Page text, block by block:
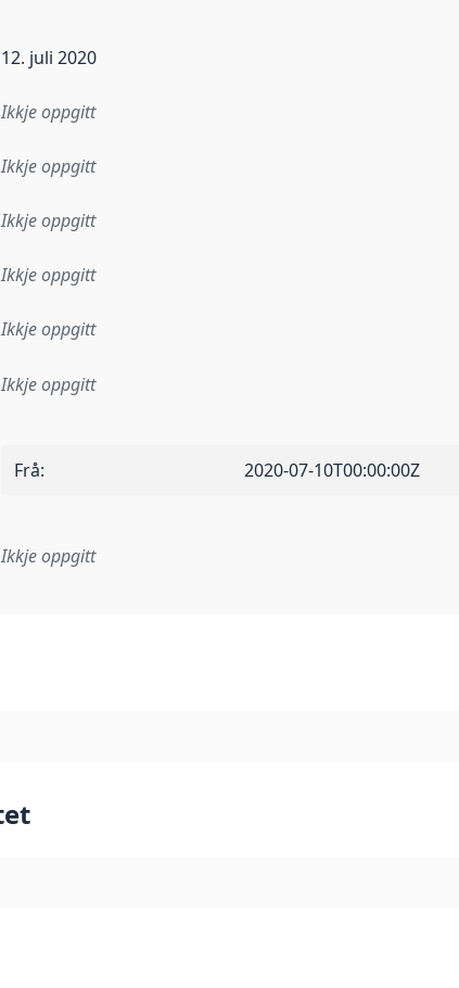
12. juli 2020
Ikkje oppgitt
Ikkje oppgitt
Ikkje oppgitt
Ikkje oppgitt
Ikkje oppgitt
Ikkje oppgitt
Frå: 2020-07-10T00:00:00Z
eller anna spesifikasjon som ligg til
Ikkje oppgitt